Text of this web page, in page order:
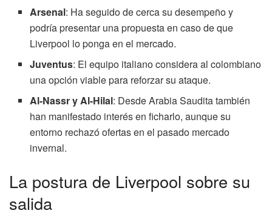
Arsenal: Ha seguido de cerca su desempeño y
podría presentar una propuesta en caso de que
Liverpool lo ponga en el mercado.
Juventus: El equipo italiano considera al colombiano
una opción viable para reforzar su ataque.
Al-Nassr y Al-Hilal: Desde Arabia Saudita también
han manifestado interés en ficharlo, aunque su
entorno rechazó ofertas en el pasado mercado
invernal.
La postura de Liverpool sobre su
salida